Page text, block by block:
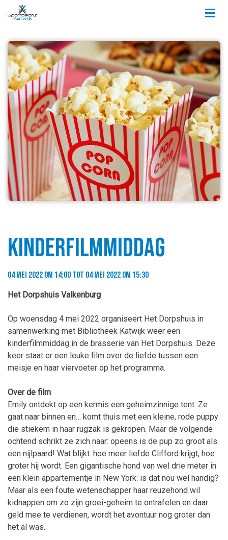
Kinderfilmmiddag
04 mei 2022 om 14:00 tot 04 mei 2022 om 15:30
Het Dorpshuis Valkenburg
Op woensdag 4 mei 2022 organiseert Het Dorpshuis in
samenwerking met Bibliotheek Katwijk weer een
kinderfilmmiddag in de brasserie van Het Dorpshuis. Deze
keer staat er een leuke film over de liefde tussen een
meisje en haar viervoeter op het programma.
Over de film
Emily ontdekt op een kermis een geheimzinnige tent. Ze
gaat naar binnen en… komt thuis met een kleine, rode puppy
die stiekem in haar rugzak is gekropen. Maar de volgende
ochtend schrikt ze zich naar: opeens is de pup zo groot als
een nijlpaard! Wat blijkt: hoe meer liefde Clifford krijgt, hoe
groter hij wordt. Een gigantische hond van wel drie meter in
een klein appartementje in New York: is dat nou wel handig?
Maar als een foute wetenschapper haar reuzehond wil
kidnappen om zo zijn groei-geheim te ontrafelen en daar
geld mee te verdienen, wordt het avontuur nog groter dan
het al was.